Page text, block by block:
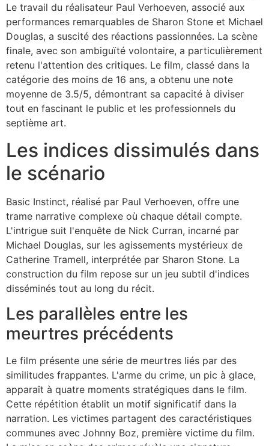
Le travail du réalisateur Paul Verhoeven, associé aux
performances remarquables de Sharon Stone et Michael
Douglas, a suscité des réactions passionnées. La scène
finale, avec son ambiguïté volontaire, a particulièrement
retenu l'attention des critiques. Le film, classé dans la
catégorie des moins de 16 ans, a obtenu une note
moyenne de 3.5/5, démontrant sa capacité à diviser
tout en fascinant le public et les professionnels du
septième art.
Les indices dissimulés dans
le scénario
Basic Instinct, réalisé par Paul Verhoeven, offre une
trame narrative complexe où chaque détail compte.
L'intrigue suit l'enquête de Nick Curran, incarné par
Michael Douglas, sur les agissements mystérieux de
Catherine Tramell, interprétée par Sharon Stone. La
construction du film repose sur un jeu subtil d'indices
disséminés tout au long du récit.
Les parallèles entre les
meurtres précédents
Le film présente une série de meurtres liés par des
similitudes frappantes. L'arme du crime, un pic à glace,
apparaît à quatre moments stratégiques dans le film.
Cette répétition établit un motif significatif dans la
narration. Les victimes partagent des caractéristiques
communes avec Johnny Boz, première victime du film.